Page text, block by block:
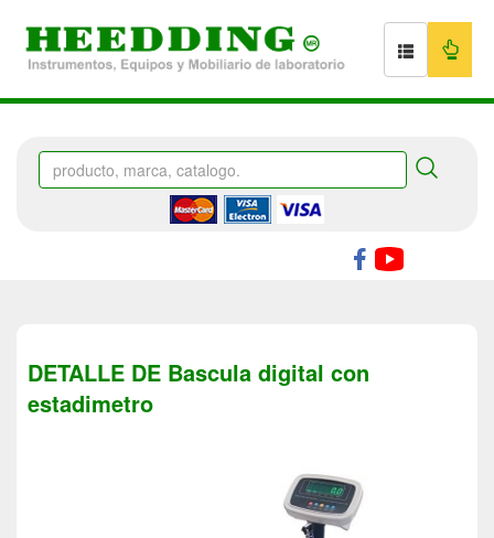
DETALLE DE Bascula digital con
estadimetro